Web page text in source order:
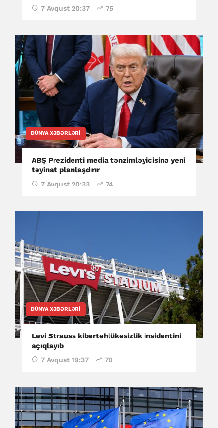
7 Avqust 20:37 75
DÜNYA XƏBƏRLƏRI
ABŞ Prezidenti media tənzimləyicisinə yeni
təyinat planlaşdırır
7 Avqust 20:33 74
DÜNYA XƏBƏRLƏRI
Levi Strauss kibertəhlükəsizlik insidentini
açıqlayıb
7 Avqust 19:37 70